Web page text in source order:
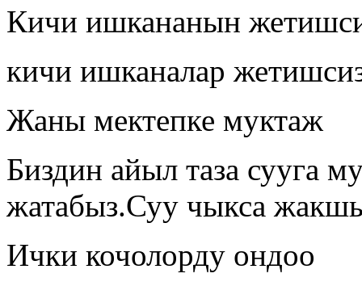
Кичи ишкананын
кичи ишканалар
Жаны мектепке муктаж
Биздин айыл таза сууга
жатабыз.Суу чыкса
Ички кочолорду ондоо